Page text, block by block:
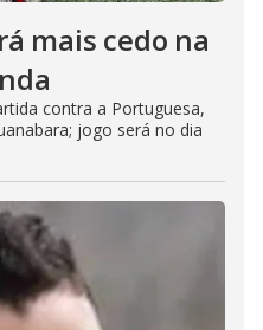
mais cedo na
contra a Portuguesa,
jogo será no dia